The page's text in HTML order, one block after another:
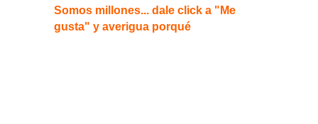
Somos millones... dale click a "Me
gusta" y averigua porqué